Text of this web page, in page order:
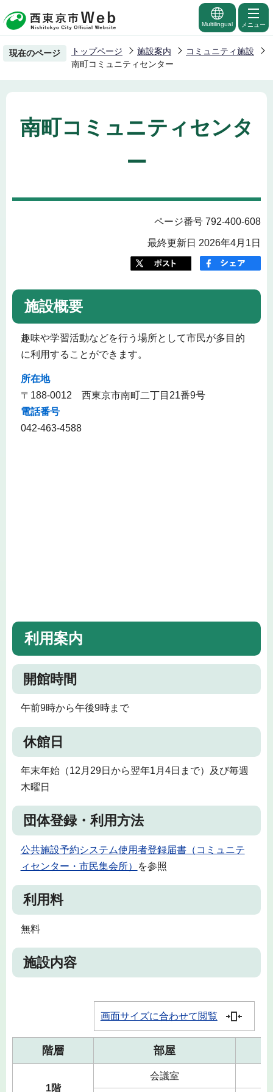
の
ー
Multilingual メニュー
現在のページ トップページ 施設案内
コミュニティ施設
南町コミュニティセンター
南町コミュニティセンタ
ー
ページ番号 792-400-608
最終更新日 2026年4月1日
施設概要
趣味や学習活動などを行う場所として市民が多目的
に利用することができます。
所在地
〒188-0012 西東京市南町二丁目21番9号
電話番号
042-463-4588
利用案内
開館時間
午前9時から午後9時まで
休館日
年末年始（12月29日から翌年1月4日まで）及び毎週
木曜日
団体登録・利用方法
公共施設予約システム使用者登録届書（コミュニテ
ィセンター・市民集会所）
を参照
利用料
無料
施設内容
画面サイズに合わせて閲覧
階層 部屋
1階
会議室